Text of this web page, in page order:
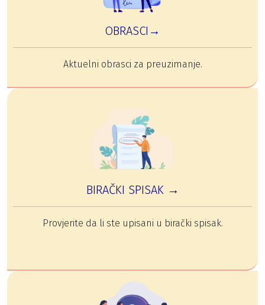
OBRASCI→
Aktuelni obrasci za preuzimanje.
BIRAČKI SPISAK →
Provjerite da li ste upisani u birački spisak.